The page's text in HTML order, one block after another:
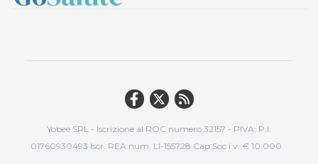
Yobee SRL - Iscrizione al ROC numero 32157 - PIVA: P.I.
01760930493 Iscr. REA num. LI-155728 Cap.Soc i.v. € 10.000